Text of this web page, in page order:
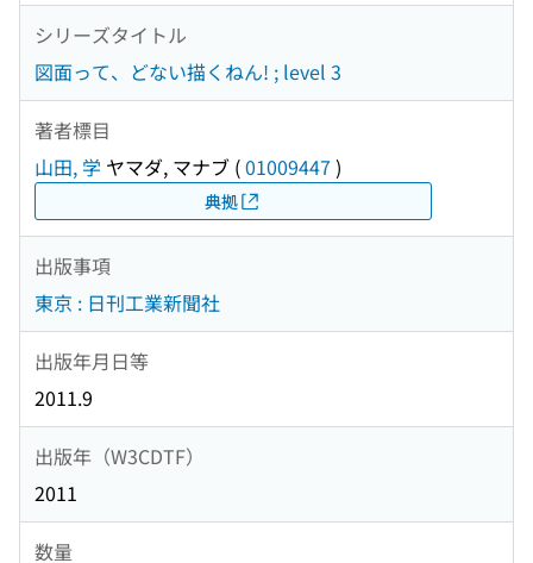
シリーズタイトル
図面って、どない描くねん! ; level 3
著者標目
山田, 学 ヤマダ, マナブ (01009447 )
典拠
出版事項
東京 : 日刊工業新聞社
出版年月日等
2011.9
出版年（W3CDTF）
2011
数量